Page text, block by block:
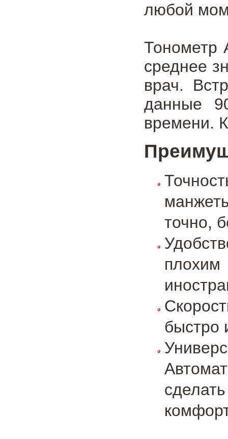
любой
Тонометр
среднее
врач.
данные
времени.
точно,
быстро